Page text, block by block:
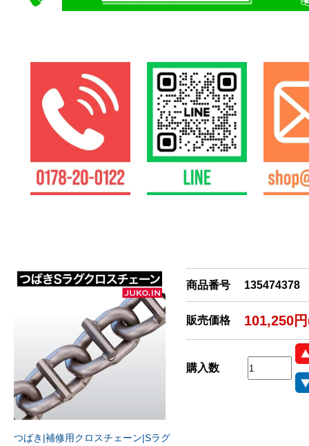
つばき|補修用クロスチェーン|Sラグ
商品番号 135474378
販売価格 101,250
購入数